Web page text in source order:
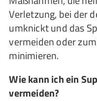
Verletzung, bei der
umknickt und das
vermeiden oder
minimieren.
Wie kann ich ein
vermeiden?